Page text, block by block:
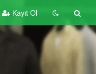
Kayıt Ol